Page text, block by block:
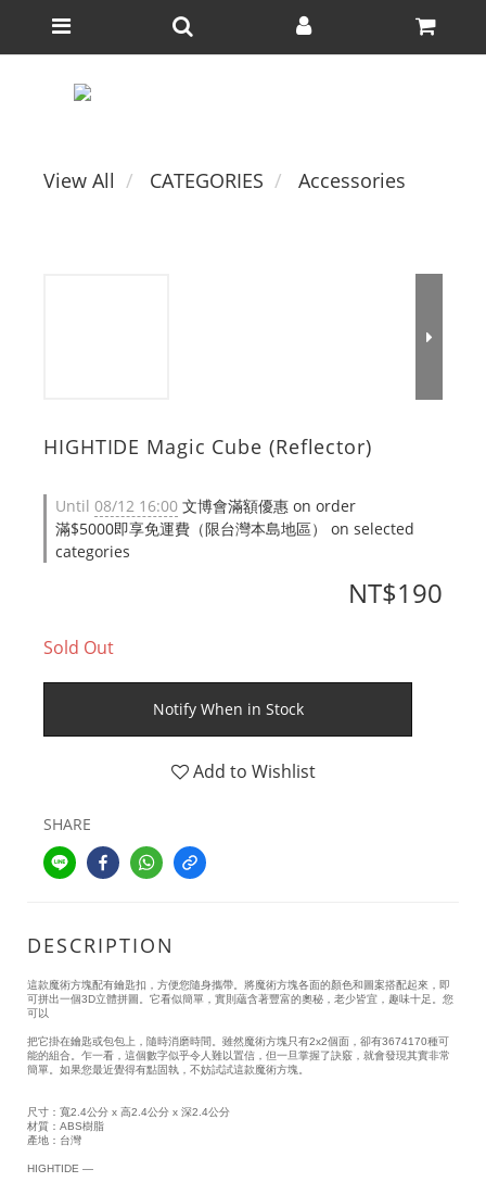
View All CATEGORIES Accessories
HIGHTIDE Magic Cube (Reflector)
Until 08/12 16:00 文博會滿額優惠 on order
滿$5000即享免運費（限台灣本島地區） on selected
categories
NT$190
Sold Out
Notify When in Stock
Add to Wishlist
SHARE
DESCRIPTION
這款魔術方塊配有鑰匙扣，方便您隨身攜帶。將魔術方塊各面的顏色和圖案搭配起來，即
可拼出一個3D立體拼圖。它看似簡單，實則蘊含著豐富的奧秘，老少皆宜，趣味十足。您
可以
把它掛在鑰匙或包包上，隨時消磨時間。雖然魔術方塊只有2x2個面，卻有3674170種可
能的組合。乍一看，這個數字似乎令人難以置信，但一旦掌握了訣竅，就會發現其實非常
簡單。如果您最近覺得有點固執，不妨試試這款魔術方塊。
尺寸：寬2.4公分 x 高2.4公分 x 深2.4公分
材質：ABS樹脂
產地：台灣
HIGHTIDE —